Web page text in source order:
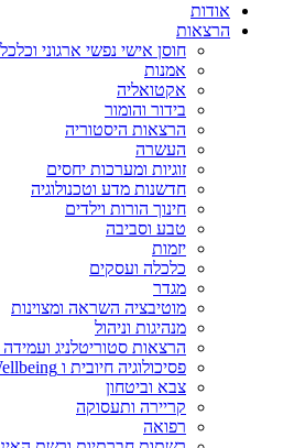
אודות
הרצאות
חוסן אישי נפשי ארגוני
אמנות
אקטואליה
בידור והומור
הרצאות היסטוריה
העשרה
זוגיות ומערכות יחסים
חדשנות מדע וטכנולוגיה
חינוך הורות וילדים
טבע וסביבה
יזמות
כלכלה ועסקים
מגדר
מוטיבציה השראה ומצוינות
מנהיגות וניהול
הרצאות סטוריטלניג
פסיכולוגיה חיובית ו Wellbeing
צבא וביטחון
קריירה ותעסוקה
רפואה